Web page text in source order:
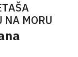
NA MORU